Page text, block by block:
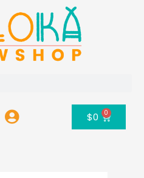
$0 0 Carrito